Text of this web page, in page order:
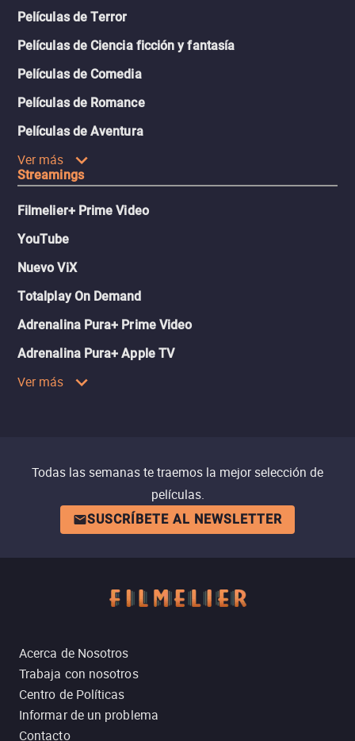
Películas de Terror
Películas de Ciencia ficción y fantasía
Películas de Comedia
Películas de Romance
Películas de Aventura
Ver más
Streamings
Filmelier+ Prime Video
YouTube
Nuevo ViX
Totalplay On Demand
Adrenalina Pura+ Prime Video
Adrenalina Pura+ Apple TV
Ver más
Todas las semanas te traemos la mejor selección de
películas.
SUSCRÍBETE AL NEWSLETTER
Acerca de Nosotros
Trabaja con nosotros
Centro de Políticas
Informar de un problema
Contacto